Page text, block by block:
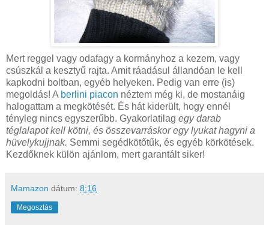
Mert reggel vagy odafagy a kormányhoz a kezem, vagy
csúszkál a kesztyű rajta. Amit ráadásul állandóan le kell
kapkodni boltban, egyéb helyeken. Pedig van erre (is)
megoldás! A berlini piacon néztem még ki, de mostanáig
halogattam a megkötését. És hát kiderült, hogy ennél
tényleg nincs egyszerűbb. Gyakorlatilag egy darab
téglalapot kell kötni, és összevarráskor egy lyukat hagyni a
hüvelykujjnak. Semmi segédkötőtűk, és egyéb körkötések.
Kezdőknek külön ajánlom, mert garantált siker!
Mamazon dátum: 8:16
Megosztás